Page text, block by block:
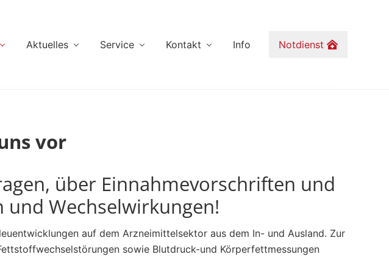
Aktuelles Service Kontakt Info Notdienst
vor
über Einnahmevorschriften und
Wechselwirkungen!
auf dem Arzneimittelsektor aus dem In- und Ausland. Zur
sowie Blutdruck-und Körperfettmessungen